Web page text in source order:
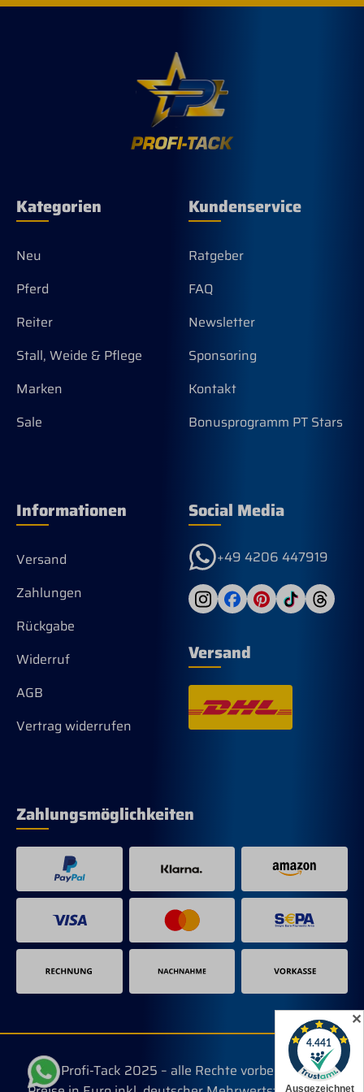
Kategorien
Neu
Pferd
Reiter
Stall, Weide & Pflege
Marken
Sale
Kundenservice
Ratgeber
FAQ
Newsletter
Sponsoring
Kontakt
Bonusprogramm PT Stars
Informationen
Versand
Zahlungen
Rückgabe
Widerruf
AGB
Vertrag widerrufen
Social Media
+49 4206 447919
Versand
Zahlungsmöglichkeiten
© Profi-Tack 2025 – alle Rechte vorbehalten.
✕